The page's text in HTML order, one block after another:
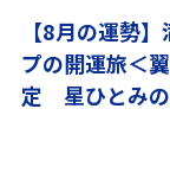
【8月の運勢
プの開運旅＜
定 星ひとみ